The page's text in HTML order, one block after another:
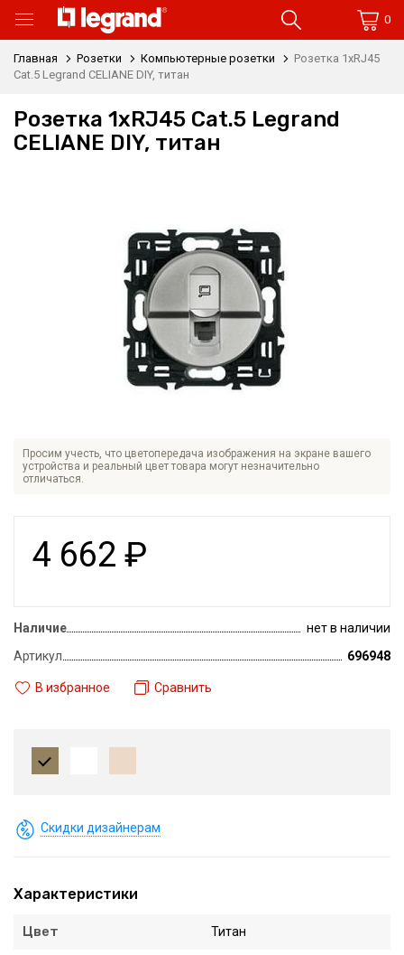
0
Главная Розетки Компьютерные розетки
Розетка 1xRJ45
Cat.5 Legrand CELIANE DIY, титан
Розетка 1xRJ45 Cat.5 Legrand
CELIANE DIY, титан
Просим учесть, что цветопередача изображения на экране вашего
устройства и реальный цвет товара могут незначительно
отличаться.
4 662 ₽
Наличие
нет в наличии
Артикул
696948
В избранное Сравнить
Скидки дизайнерам
Характеристики
Цвет Титан